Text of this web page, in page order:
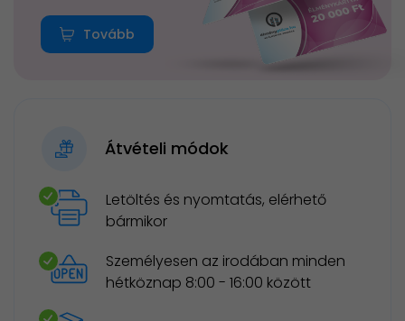
Tovább
Átvételi módok
Letöltés és nyomtatás, elérhető
bármikor
Személyesen az irodában minden
hétköznap 8:00 - 16:00 között